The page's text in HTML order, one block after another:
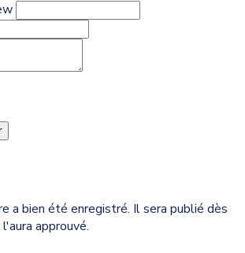
a bien été enregistré. Il sera publié dès
approuvé.